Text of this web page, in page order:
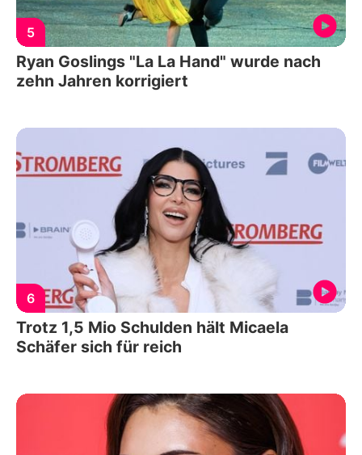
5
Ryan Goslings "La La Hand" wurde nach
zehn Jahren korrigiert
6
Trotz 1,5 Mio Schulden hält Micaela
Schäfer sich für reich